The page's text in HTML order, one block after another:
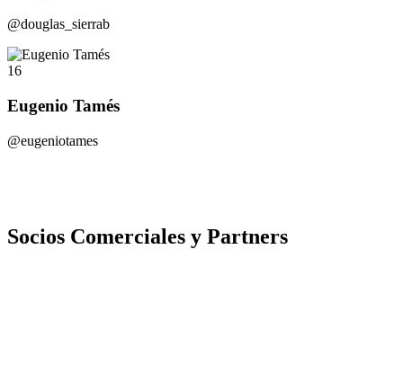
@douglas_sierrab
16
Eugenio Tamés
@eugeniotames
Socios Comerciales y Partners